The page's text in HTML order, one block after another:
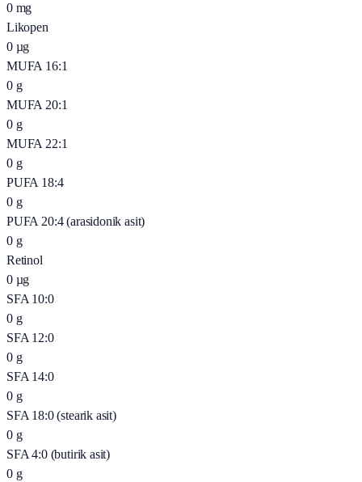
0 mg
Likopen
0 µg
MUFA 16:1
0 g
MUFA 20:1
0 g
MUFA 22:1
0 g
PUFA 18:4
0 g
PUFA 20:4 (arasidonik asit)
0 g
Retinol
0 µg
SFA 10:0
0 g
SFA 12:0
0 g
SFA 14:0
0 g
SFA 18:0 (stearik asit)
0 g
SFA 4:0 (butirik asit)
0 g